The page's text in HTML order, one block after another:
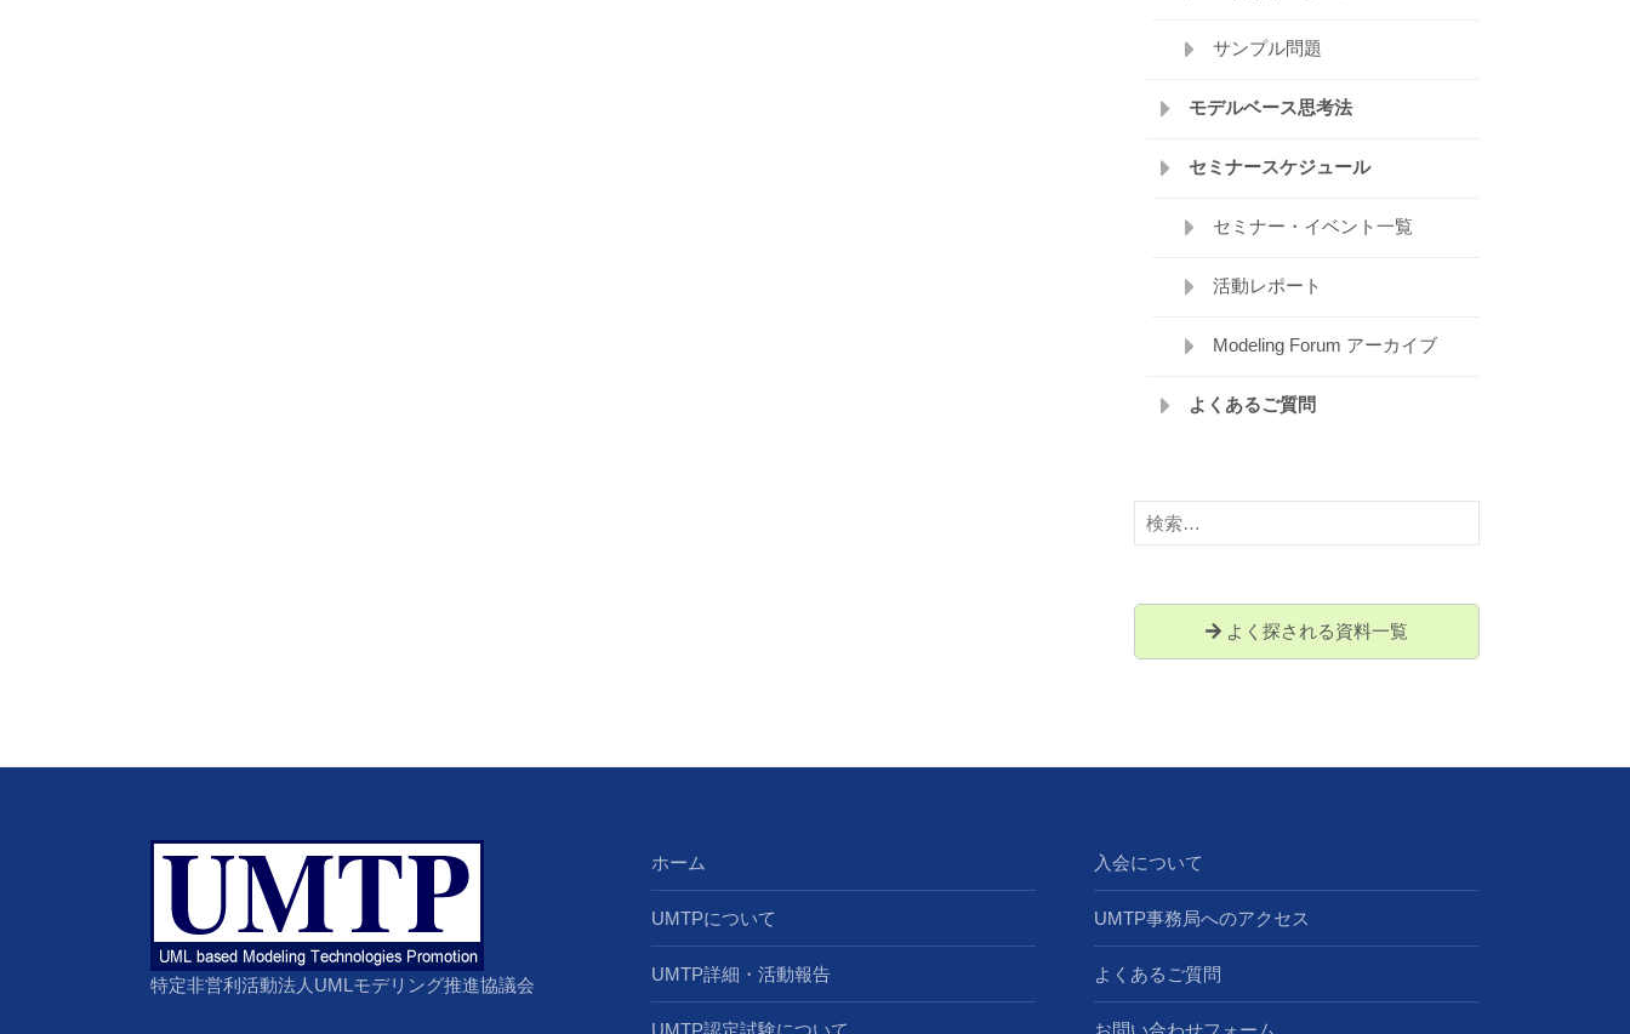
サンプル問題
モデルベース思考法
セミナースケジュール
セミナー・イベント一覧
活動レポート
Modeling Forum アーカイブ
よくあるご質問
検
索:
よく探される資料一覧
特定非営利活動法人UMLモデリング推進協議会
ホーム
UMTPについて
UMTP詳細・活動報告
UMTP認定試験について
入会について
UMTP事務局へのアクセス
よくあるご質問
お問い合わせフォーム